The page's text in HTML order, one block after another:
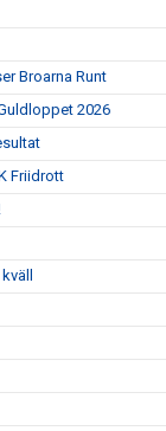
Broarna Runt
2026
Friidrott